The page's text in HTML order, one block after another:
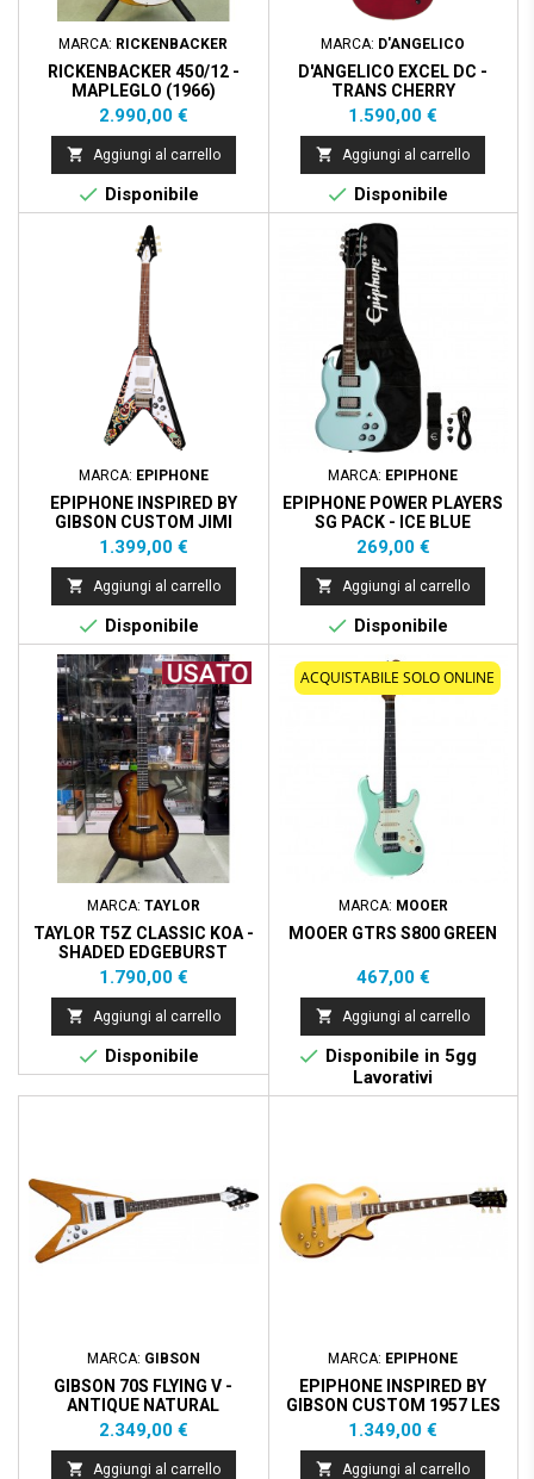
MARCA: RICKENBACKER
RICKENBACKER 450/12 -
MAPLEGLO (1966)
Prezzo
2.990,00 €
 Aggiungi al carrello
 Disponibile
MARCA: D'ANGELICO
D'ANGELICO EXCEL DC -
TRANS CHERRY
Prezzo
1.590,00 €
 Aggiungi al carrello
 Disponibile
MARCA: EPIPHONE
EPIPHONE INSPIRED BY
GIBSON CUSTOM JIMI
HENDRIX "LOVE DROPS"
FLYING V - EBONY
Prezzo
1.399,00 €
 Aggiungi al carrello
 Disponibile
MARCA: EPIPHONE
EPIPHONE POWER PLAYERS
SG PACK - ICE BLUE
Prezzo
269,00 €
 Aggiungi al carrello
 Disponibile
MARCA: TAYLOR
TAYLOR T5Z CLASSIC KOA -
SHADED EDGEBURST
Prezzo
1.790,00 €
 Aggiungi al carrello
 Disponibile
ACQUISTABILE SOLO ONLINE
MARCA: MOOER
MOOER GTRS S800 GREEN
Prezzo
467,00 €
 Aggiungi al carrello
 Disponibile in 5gg
Lavorativi
MARCA: GIBSON
GIBSON 70S FLYING V -
ANTIQUE NATURAL
Prezzo
2.349,00 €
 Aggiungi al carrello
MARCA: EPIPHONE
EPIPHONE INSPIRED BY
GIBSON CUSTOM 1957 LES
PAUL STANDARD - GOLD
TOP
Prezzo
1.349,00 €
 Aggiungi al carrello